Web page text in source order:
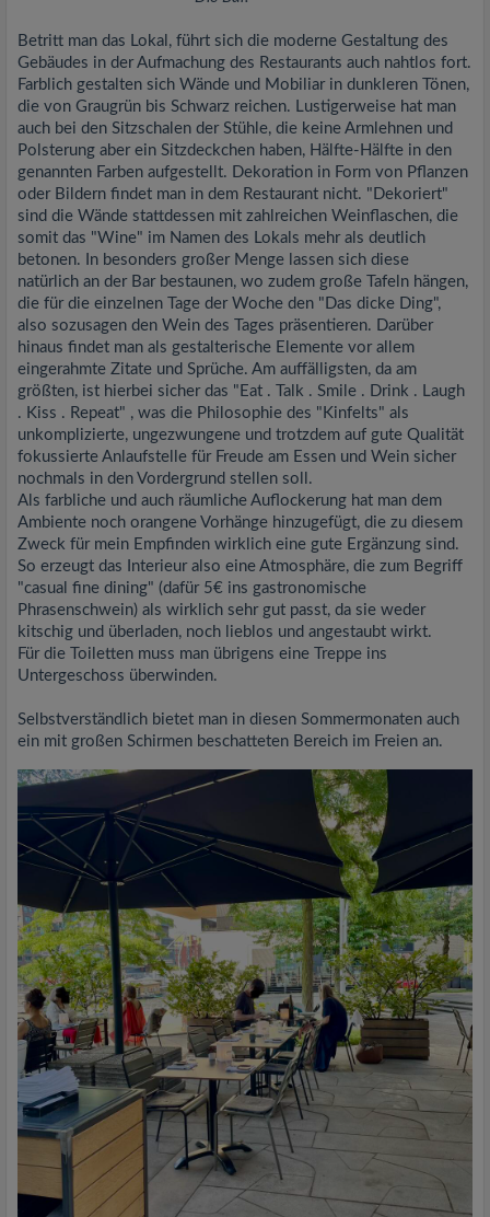
Betritt man das Lokal, führt sich die moderne Gestaltung des
Gebäudes in der Aufmachung des Restaurants auch nahtlos fort.
Farblich gestalten sich Wände und Mobiliar in dunkleren Tönen,
die von Graugrün bis Schwarz reichen. Lustigerweise hat man
auch bei den Sitzschalen der Stühle, die keine Armlehnen und
Polsterung aber ein Sitzdeckchen haben, Hälfte-Hälfte in den
genannten Farben aufgestellt. Dekoration in Form von Pflanzen
oder Bildern findet man in dem Restaurant nicht. "Dekoriert"
sind die Wände stattdessen mit zahlreichen Weinflaschen, die
somit das "Wine" im Namen des Lokals mehr als deutlich
betonen. In besonders großer Menge lassen sich diese
natürlich an der Bar bestaunen, wo zudem große Tafeln hängen,
die für die einzelnen Tage der Woche den "Das dicke Ding",
also sozusagen den Wein des Tages präsentieren. Darüber
hinaus findet man als gestalterische Elemente vor allem
eingerahmte Zitate und Sprüche. Am auffälligsten, da am
größten, ist hierbei sicher das "Eat . Talk . Smile . Drink . Laugh
. Kiss . Repeat" , was die Philosophie des "Kinfelts" als
unkomplizierte, ungezwungene und trotzdem auf gute Qualität
fokussierte Anlaufstelle für Freude am Essen und Wein sicher
nochmals in den Vordergrund stellen soll.
Als farbliche und auch räumliche Auflockerung hat man dem
Ambiente noch orangene Vorhänge hinzugefügt, die zu diesem
Zweck für mein Empfinden wirklich eine gute Ergänzung sind.
So erzeugt das Interieur also eine Atmosphäre, die zum Begriff
"casual fine dining" (dafür 5€ ins gastronomische
Phrasenschwein) als wirklich sehr gut passt, da sie weder
kitschig und überladen, noch lieblos und angestaubt wirkt.
Für die Toiletten muss man übrigens eine Treppe ins
Untergeschoss überwinden.
Selbstverständlich bietet man in diesen Sommermonaten auch
ein mit großen Schirmen beschatteten Bereich im Freien an.